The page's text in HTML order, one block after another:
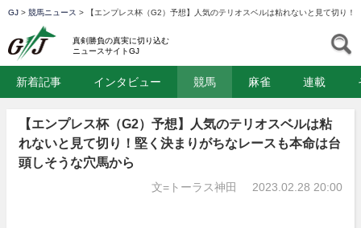
GJ > 競馬ニュース > 【エンプレス杯（G2）予想】人気のテリオスベルは粘れないと見て切り
真剣勝負の真実に切り込む
ニュースサイトGJ
新着記事 インタビュー 競馬 麻雀 連載
【エンプレス杯（G2）予想】人気のテリオスベルは粘
れないと見て切り！堅く決まりがちなレースも本命は台
頭しそうな穴馬から
文=トーラス神田 2023.02.28 20:00